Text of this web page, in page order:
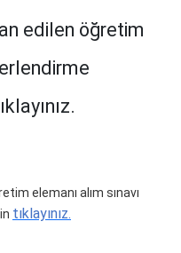
edilen öğretim
elemanı al ım sınavı
tıklayınız.